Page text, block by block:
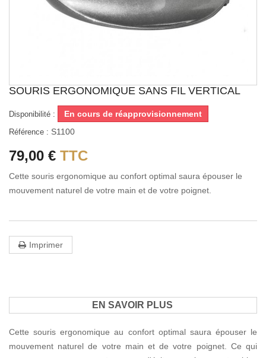
SOURIS ERGONOMIQUE SANS FIL VERTICAL
Disponibilité : En cours de réapprovisionnement
Référence : S1100
79,00 € TTC
Cette souris ergonomique au confort optimal saura épouser le
mouvement naturel de votre main et de votre poignet.
Imprimer
EN SAVOIR PLUS
Cette souris ergonomique au confort optimal saura épouser le
mouvement naturel de votre main et de votre poignet. Ce qui